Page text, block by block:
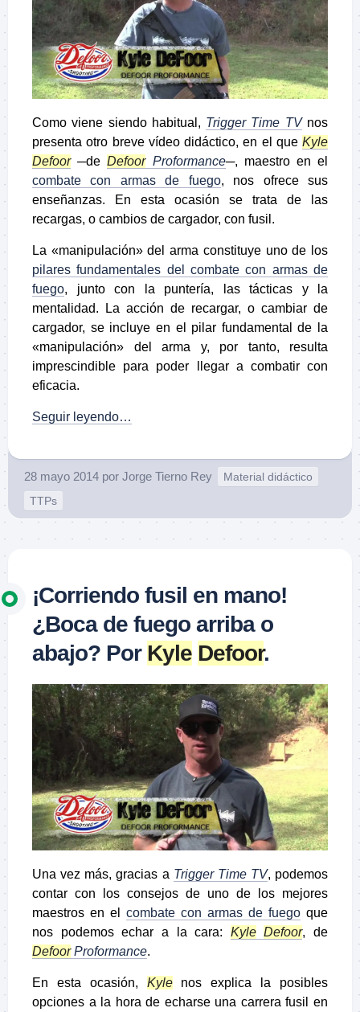
Como viene siendo habitual, Trigger Time TVnos
presenta otro breve vídeo didáctico, en el que Kyle
Defoor─deDefoorProformance─, maestro en el
combate con armas de fuego, nos ofrece sus
enseñanzas. En esta ocasión se trata de las
recargas, o cambios de cargador, con fusil.
La «manipulación» del arma constituye uno de los
pilares fundamentales del combate con armas de
fuego, junto con la puntería, las tácticas y la
mentalidad. La acción de recargar, o cambiar de
cargador, se incluye en el pilar fundamental de la
«manipulación» del arma y, por tanto, resulta
imprescindible para poder llegar a combatir con
eficacia.
Seguir leyendo…
28 mayo 2014 por Jorge Tierno Rey
Material didáctico
TTPs
¡Corriendo fusil en mano!
¿Boca de fuego arriba o
abajo? Por Kyle Defoor.
Una vez más, gracias a Trigger Time TV, podemos
contar con los consejos de uno de los mejores
maestros en el combate con armas de fuego que
nos podemos echar a la cara: Kyle Defoor, de
DefoorProformance.
En esta ocasión, Kylenos explica la posibles
opciones a la hora de echarse una carrera fusil en